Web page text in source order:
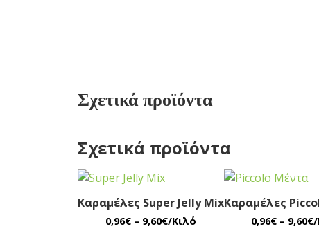
Σχετικά προϊόντα
Σχετικά προϊόντα
Καραμέλες Super Jelly Mix
0,96€ – 9,60€/Κιλό
Καραμέλες
0,96€ – 9,60€/